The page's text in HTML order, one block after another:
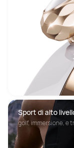
Sport di alto
golf, immersione, e